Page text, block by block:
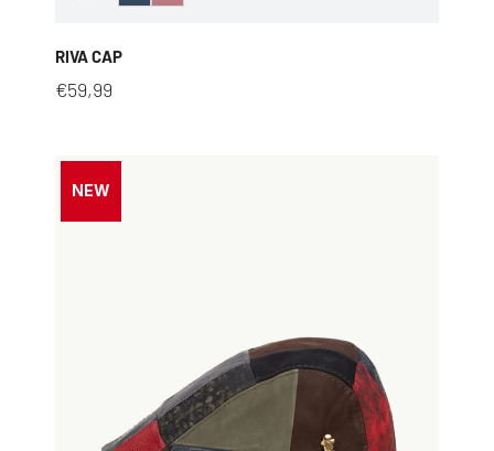
RIVA CAP
€59,99
NEW